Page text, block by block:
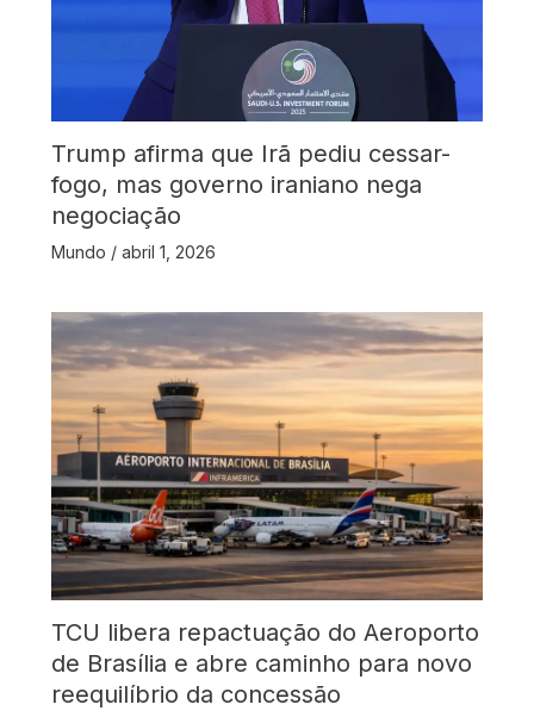
Trump afirma que Irã pediu cessar-
fogo, mas governo iraniano nega
negociação
Mundo / abril 1, 2026
TCU libera repactuação do Aeroporto
de Brasília e abre caminho para novo
reequilíbrio da concessão